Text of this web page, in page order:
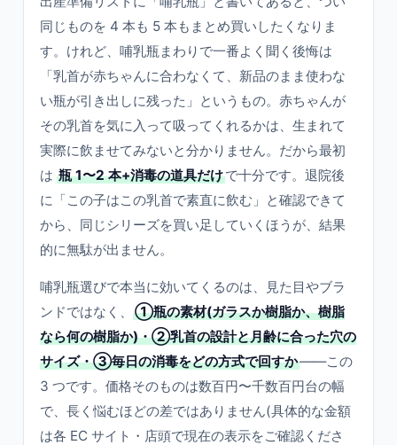
同じものを 4 本も 5 本もまとめ買いしたくなりま
す。けれど、哺乳瓶まわりで一番よく聞く後悔は
「乳首が赤ちゃんに合わなくて、新品のまま使わな
い瓶が引き出しに残った」というもの。赤ちゃんが
その乳首を気に入って吸ってくれるかは、生まれて
実際に飲ませてみないと分かりません。だから最初
は 瓶 1〜2 本+消毒の道具だけで十分です。退院後
に「この子はこの乳首で素直に飲む」と確認できて
から、同じシリーズを買い足していくほうが、結果
的に無駄が出ません。
哺乳瓶選びで本当に効いてくるのは、見た目やブラ
ンドではなく、
①瓶の素材(ガラスか樹脂か、樹脂
なら何の樹脂か)・②乳首の設計と月齢に合った穴の
サイズ・③毎日の消毒をどの方式で回すか——この
3 つです。価格そのものは数百円〜千数百円台の幅
で、長く悩むほどの差ではありません(具体的な金額
は各 EC サイト・店頭で現在の表示をご確認くださ